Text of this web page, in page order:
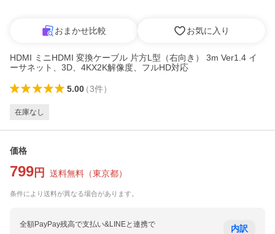
おまかせ比較 お気に入り
HDMI ミニHDMI 変換ケーブル 片方L型（右向き） 3m Ver1.4 イ
ーサネット、3D、4KX2K解像度、フルHD対応
5.00（3件）
在庫なし
価格
799 円 送料無料 （東京都）
条件により送料が異なる場合があります。
全額PayPay残高で支払い&LINEと連携で 内訳